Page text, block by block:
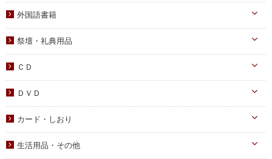
書写
二世祝福
父母向け
DVD
PDF版（子女向け）
知識
宗教迫害
外国語書籍
祭壇・礼典用品
祭壇用ﾃｰﾌﾞﾙｸﾛｽ
献金袋
旗・マーク
ＣＤ
ＤＶＤ
子女教育
カード・しおり
生活用品・その他